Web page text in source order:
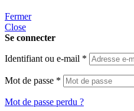
Fermer
Close
Se connecter
Identifiant ou e-mail *
Mot de passe *
Mot de passe perdu ?